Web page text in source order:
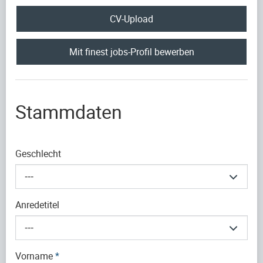
CV-Upload
Mit finest jobs-Profil bewerben
Stammdaten
Geschlecht
---
Anredetitel
---
Vorname*